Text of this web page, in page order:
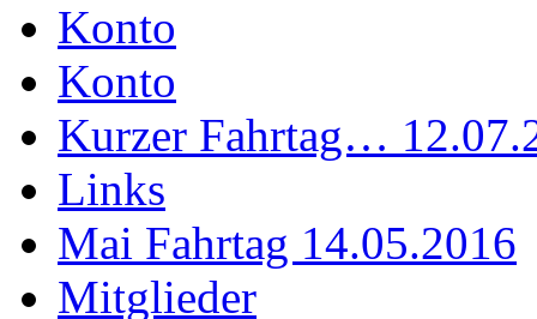
Konto
Konto
Kurzer Fahrtag…
Links
Mai Fahrtag 14.05.2016
Mitglieder